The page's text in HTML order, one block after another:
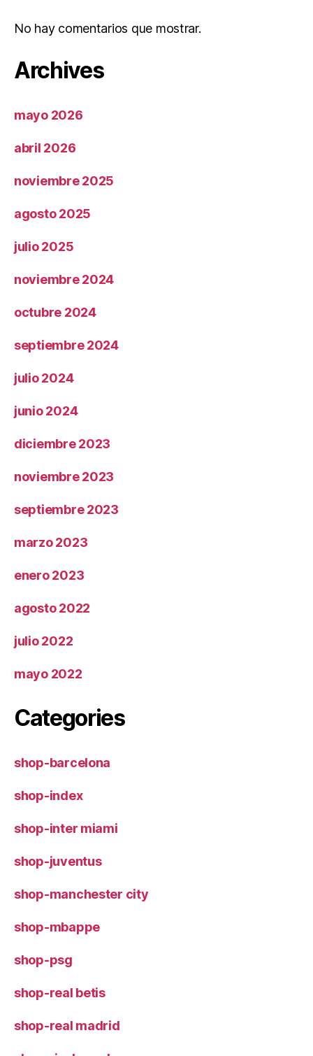
No hay comentarios que mostrar.
Archives
mayo 2026
abril 2026
noviembre 2025
agosto 2025
julio 2025
noviembre 2024
octubre 2024
septiembre 2024
julio 2024
junio 2024
diciembre 2023
noviembre 2023
septiembre 2023
marzo 2023
enero 2023
agosto 2022
julio 2022
mayo 2022
Categories
shop-barcelona
shop-index
shop-inter miami
shop-juventus
shop-manchester city
shop-mbappe
shop-psg
shop-real betis
shop-real madrid